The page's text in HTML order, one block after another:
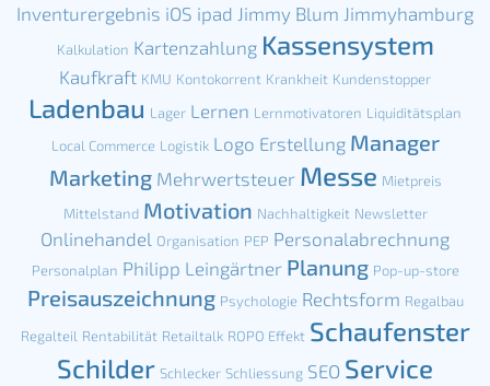
Inventurergebnis iOS ipad Jimmy Blum Jimmyhamburg
Kalkulation Kartenzahlung Kassensystem
Kaufkraft KMU Kontokorrent Krankheit Kundenstopper
Ladenbau Lager Lernen Lernmotivatoren Liquiditätsplan
Local Commerce Logistik Logo Erstellung Manager
Marketing Mehrwertsteuer Messe Mietpreis
Mittelstand Motivation Nachhaltigkeit Newsletter
Onlinehandel Organisation PEP Personalabrechnung
Personalplan Philipp Leingärtner Planung Pop-up-store
Preisauszeichnung Psychologie Rechtsform Regalbau
Regalteil Rentabilität Retailtalk ROPO Effekt Schaufenster
Schilder Schlecker Schliessung SEO Service